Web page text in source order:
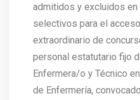
admitidos y excluidos
selectivos para el
extraordinario de
personal estatutario fijo
Enfermera/o y Técnico
de Enfermería,